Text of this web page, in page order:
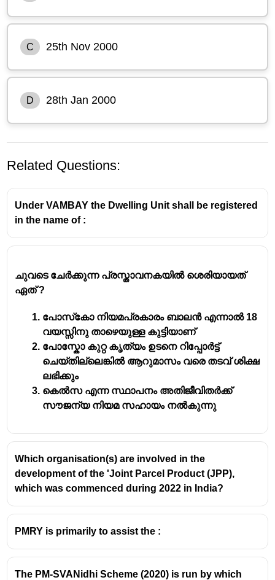
C 25th Nov 2000
D 28th Jan 2000
Related Questions:
Under VAMBAY the Dwelling Unit shall be registered
in the name of :
ചുവടെ ചേർക്കുന്ന പ്രസ്താവനകയിൽ ശെരിയായത്
ഏത് ?
പോസ്‌കോ നിയമപ്രകാരം ബാലൻ എന്നാൽ 18
വയസ്സിനു താഴെയുള്ള കുട്ടിയാണ്
പോസ്കോ കുറ്റ കൃത്യം ഉടനെ റിപ്പോർട്ട്
ചെയ്തില്ലെങ്കിൽ ആറുമാസം വരെ തടവ് ശിക്ഷ
ലഭിക്കും
കെൽസ എന്ന സ്ഥാപനം അതിജീവിതർക്ക്
സൗജന്യ നിയമ സഹായം നൽകുന്നു
Which organisation(s) are involved in the
development of the 'Joint Parcel Product (JPP),
which was commenced during 2022 in India?
PMRY is primarily to assist the :
The PM-SVANidhi Scheme (2020) is run by which